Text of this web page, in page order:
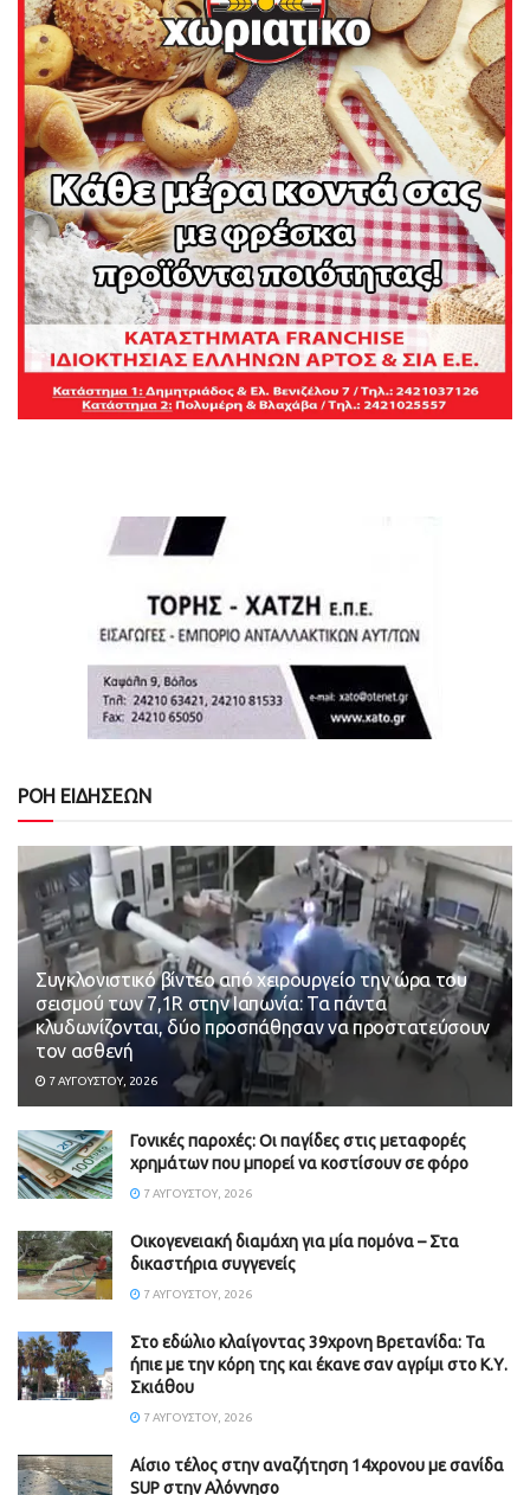
ΡΟΗ ΕΙΔΗΣΕΩΝ
Συγκλονιστικό βίντεο από χειρουργείο την ώρα του
σεισμού των 7,1R στην Ιαπωνία: Τα πάντα
κλυδωνίζονται, δύο προσπάθησαν να προστατεύσουν
τον ασθενή
7 ΑΥΓΟΎΣΤΟΥ, 2026
Γονικές παροχές: Οι παγίδες στις μεταφορές
χρημάτων που μπορεί να κοστίσουν σε φόρο
7 ΑΥΓΟΎΣΤΟΥ, 2026
Οικογενειακή διαμάχη για μία πομόνα – Στα
δικαστήρια συγγενείς
7 ΑΥΓΟΎΣΤΟΥ, 2026
Στο εδώλιο κλαίγοντας 39χρονη Βρετανίδα: Τα
ήπιε με την κόρη της και έκανε σαν αγρίμι στο Κ.Υ.
Σκιάθου
7 ΑΥΓΟΎΣΤΟΥ, 2026
Αίσιο τέλος στην αναζήτηση 14χρονου με σανίδα
SUP στην Αλόννησο